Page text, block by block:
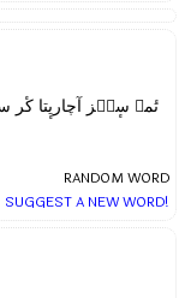
تٔمۍ سٕنٛز آچاریٕتا کٔر
RANDOM WORD
SUGGEST A NEW WORD!